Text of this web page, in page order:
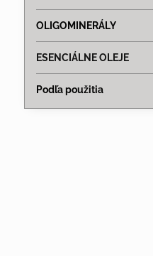
OLIGOMINERÁLY
ESENCIÁLNE OLEJE
Podľa použitia